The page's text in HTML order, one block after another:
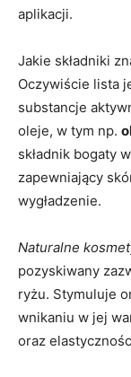
aplikacji.
Jakie składniki
Oczywiście lista
substancje
oleje, w tym np.
składnik bogaty
zapewniający
wygładzenie.
Naturalne
pozyskiwany
ryżu. Stymuluje
wnikaniu w jej
oraz